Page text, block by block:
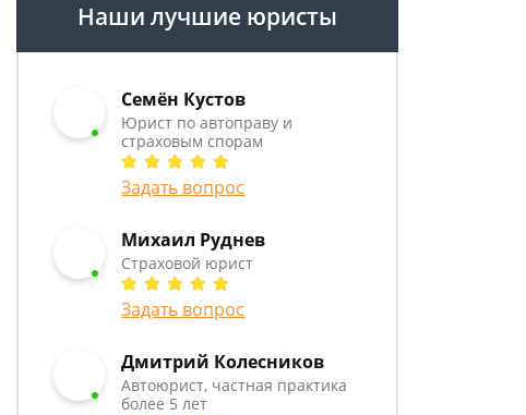
Наши лучшие юристы
Семён Кустов
Юрист по автоправу и
страховым спорам
Задать вопрос
Михаил Руднев
Страховой юрист
Задать вопрос
Дмитрий Колесников
Автоюрист, частная практика
более 5 лет